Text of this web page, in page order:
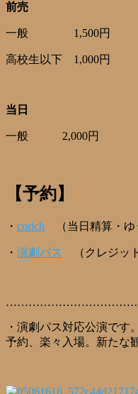
前売
一般 1,500円
高校生以下 1,000円
当日
一般 2,000円
【予約】
・ corich （当日精算・ゆ
・ 演劇パス （クレジッ
・演劇パス対応公演です
予約、楽々入場。新たな